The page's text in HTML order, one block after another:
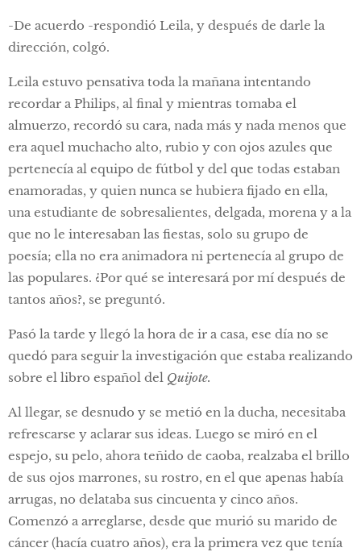
-De acuerdo -respondió Leila, y después de darle la
dirección, colgó.
Leila estuvo pensativa toda la mañana intentando
recordar a Philips, al final y mientras tomaba el
almuerzo, recordó su cara, nada más y nada menos que
era aquel muchacho alto, rubio y con ojos azules que
pertenecía al equipo de fútbol y del que todas estaban
enamoradas, y quien nunca se hubiera fijado en ella,
una estudiante de sobresalientes, delgada, morena y a la
que no le interesaban las fiestas, solo su grupo de
poesía; ella no era animadora ni pertenecía al grupo de
las populares. ¿Por qué se interesará por mí después de
tantos años?, se preguntó.
Pasó la tarde y llegó la hora de ir a casa, ese día no se
quedó para seguir la investigación que estaba realizando
sobre el libro español del Quijote.
Al llegar, se desnudo y se metió en la ducha, necesitaba
refrescarse y aclarar sus ideas. Luego se miró en el
espejo, su pelo, ahora teñido de caoba, realzaba el brillo
de sus ojos marrones, su rostro, en el que apenas había
arrugas, no delataba sus cincuenta y cinco años.
Comenzó a arreglarse, desde que murió su marido de
cáncer (hacía cuatro años), era la primera vez que tenía